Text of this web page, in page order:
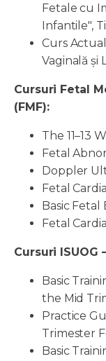
Fetale cu
Infantile",
Curs
Vaginală și
Cursuri Fetal
(FMF):
The 11–13
Fetal
Doppler
Fetal
Basic
Fetal
Cursuri ISUOG
Basic
the Mid
Practice
Trimester
Basic